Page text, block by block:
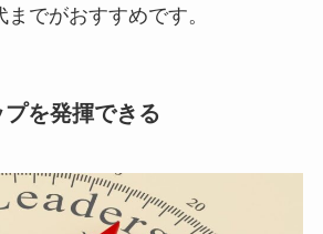
でがおすすめです。
を発揮できる